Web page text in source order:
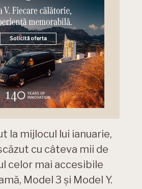
la mijlocul lui ianuarie,
cu câteva mii de
celor mai accesibile
Model 3 și Model Y.